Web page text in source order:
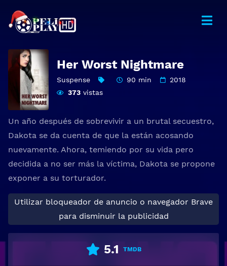
Her Worst Nightmare
Suspense 90 min
2018
373 vistas
Un año después de sobrevivir a un brutal secuestro,
Dakota se da cuenta de que la están acosando
nuevamente. Ahora, temiendo por su vida pero
decidida a no ser más la víctima, Dakota se propone
exponer a su torturador.
Utilizar bloqueador de anuncio o navegador Brave
para disminuir la publicidad
5.1 TMDB